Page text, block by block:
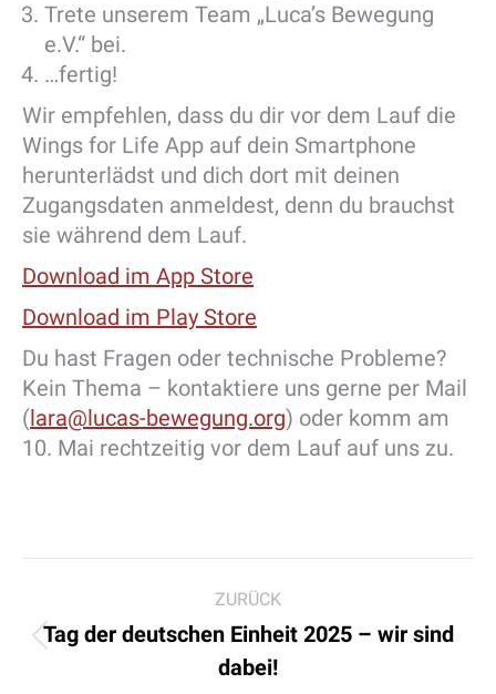
Trete unserem Team „Luca’s Bewegung
e.V.“ bei.
…fertig!
Wir empfehlen, dass du dir vor dem Lauf die
Wings for Life App auf dein Smartphone
herunterlädst und dich dort mit deinen
Zugangsdaten anmeldest, denn du brauchst
sie während dem Lauf.
Download im App Store
Download im Play Store
Du hast Fragen oder technische Probleme?
Kein Thema – kontaktiere uns gerne per Mail
(lara@lucas-bewegung.org) oder komm am
10. Mai rechtzeitig vor dem Lauf auf uns zu.
Kommentarnavigation
ZURÜCK
Vorheriger
Beitrag:
Tag der deutschen Einheit 2025 – wir sind
dabei!